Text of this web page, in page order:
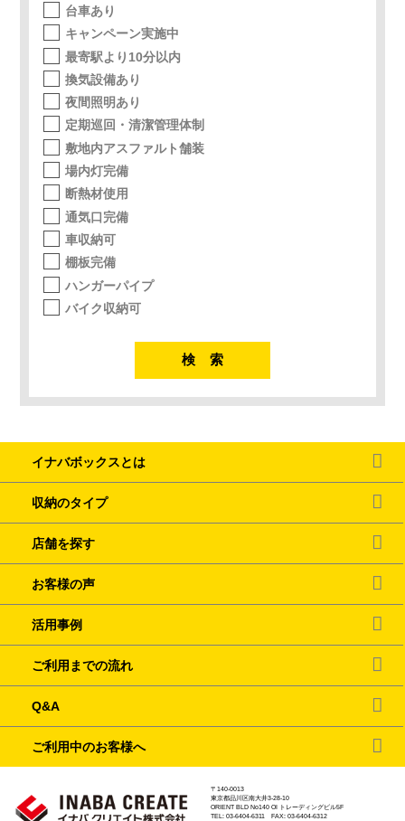
台車あり
キャンペーン実施中
最寄駅より10分以内
換気設備あり
夜間照明あり
定期巡回・清潔管理体制
敷地内アスファルト舗装
場内灯完備
断熱材使用
通気口完備
車収納可
棚板完備
ハンガーパイプ
バイク収納可
イナバボックスとは
収納のタイプ
店舗を探す
お客様の声
活用事例
ご利用までの流れ
Q&A
ご利用中のお客様へ
〒140-0013
東京都品川区南大井3-28-10
ORIENT BLD No140 OI トレーディングビル5F
TEL: 03-6404-6311 FAX: 03-6404-6312